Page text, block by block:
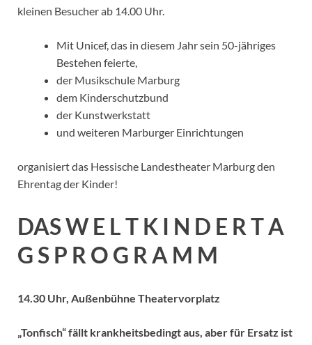
kleinen Besucher ab 14.00 Uhr.
Mit Unicef, das in diesem Jahr sein 50-jähriges
Bestehen feierte,
der Musikschule Marburg
dem Kinderschutzbund
der Kunstwerkstatt
und weiteren Marburger Einrichtungen
organisiert das Hessische Landestheater Marburg den
Ehrentag der Kinder!
DAS W E L T K I N D E R T A
G S P R O G R A M M
14.30 Uhr, Außenbühne Theatervorplatz
„Tonfisch“ fällt krankheitsbedingt aus, aber für Ersatz ist